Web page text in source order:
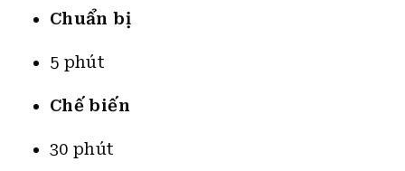
5 phút
Chế biến
30 phút
Độ khó